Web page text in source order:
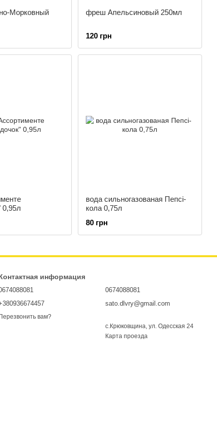
Морковный
фреш Апельсиновый 250мл
120 грн
вода сильногазованая Пепсі-
кола 0,75л
80 грн
информация
Перезвонить вам?
0674088081
sato.dlvry@gmail.com
с.Крюковщина, ул. Одесская 24
Карта проезда